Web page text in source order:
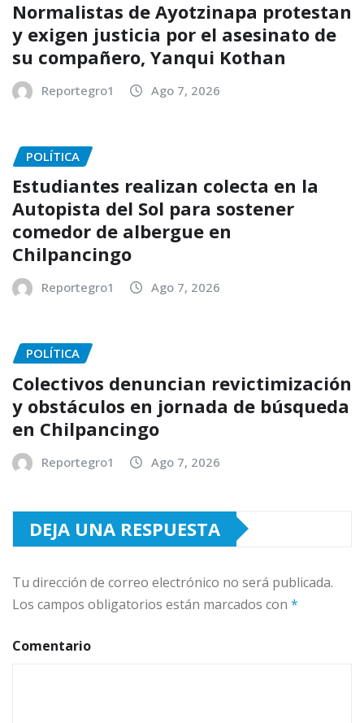
Normalistas de Ayotzinapa protestan
y exigen justicia por el asesinato de
su compañero, Yanqui Kothan
Reportegro1 Ago 7, 2026
POLÍTICA
Estudiantes realizan colecta en la
Autopista del Sol para sostener
comedor de albergue en
Chilpancingo
Reportegro1 Ago 7, 2026
POLÍTICA
Colectivos denuncian revictimización
y obstáculos en jornada de búsqueda
en Chilpancingo
Reportegro1 Ago 7, 2026
DEJA UNA RESPUESTA
Tu dirección de correo electrónico no será publicada.
Los campos obligatorios están marcados con *
Comentario